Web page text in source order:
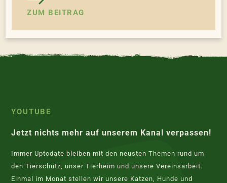
ZUM BEITRAG
YOUTUBE
Jetzt nichts mehr auf unserem Kanal verpassen!
Immer Uptodate bleiben mit den neusten Themen rund um
den Tierschutz, unser Tierheim und unsere Vereinsarbeit.
Einmal im Monat stellen wir unsere Katzen, Hunde und